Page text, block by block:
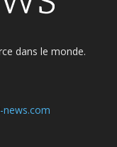
dans le monde.
news.com